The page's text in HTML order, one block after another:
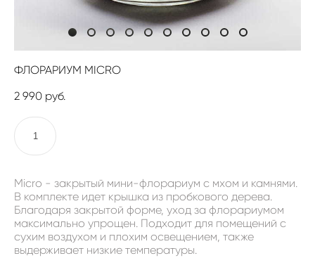
ФЛОРАРИУМ MICRO
2 990 pуб.
Micro - закрытый мини-флорариум с мхом и камнями.
В комплекте идет крышка из пробкового дерева.
Благодаря закрытой форме, уход за флорариумом
максимально упрощен. Подходит для помещений с
сухим воздухом и плохим освещением, также
выдерживает низкие температуры.